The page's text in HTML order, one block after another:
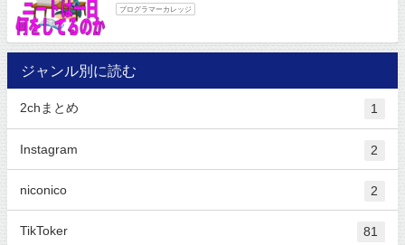
プログラマーカレッジ
ジャンル別に読む
2chまとめ 1
Instagram 2
niconico 2
TikToker 81